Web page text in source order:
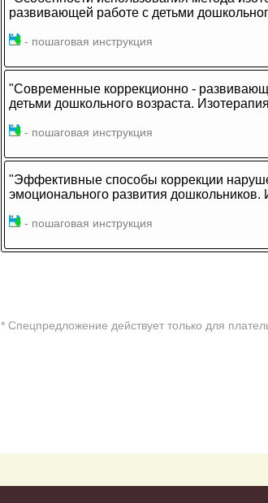
развивающей работе с детьми
- пошаговая инструкция
"Современные коррекционно -
детьми дошкольного возраста.
- пошаговая инструкция
"Эффективные способы коррекции
эмоционального развития дошкольников.
- пошаговая инструкция
* Cпецпредложение действует только для